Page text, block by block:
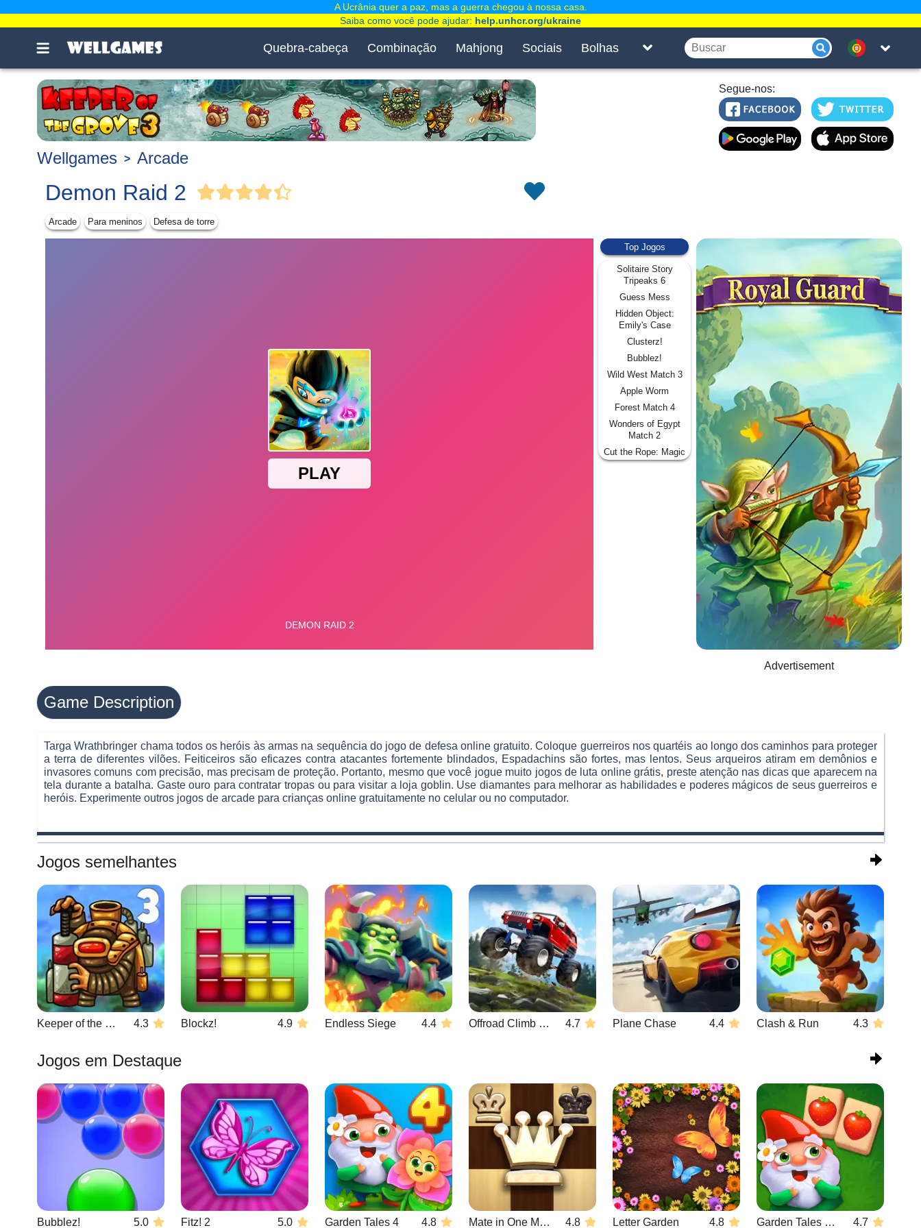
Quebra-cabeça Combinação Mahjong Sociais Bolhas
Segue-nos:
Wellgames Arcade
Demon Raid 2
Arcade Para meninos Defesa de torre
Top Jogos
Solitaire Story
Tripeaks 6
Guess Mess
Hidden Object:
Emily's Case
Clusterz!
Bubblez!
Wild West Match 3
Apple Worm
Forest Match 4
Wonders of Egypt
Match 2
Cut the Rope: Magic
Advertisement
Game Description
Targa Wrathbringer chama todos os heróis às armas na sequência do jogo de defesa online gratuito. Coloque guerreiros nos quartéis ao longo dos caminhos para proteger
a terra de diferentes vilões. Feiticeiros são eficazes contra atacantes fortemente blindados, Espadachins são fortes, mas lentos. Seus arqueiros atiram em demônios e
invasores comuns com precisão, mas precisam de proteção. Portanto, mesmo que você jogue muito jogos de luta online grátis, preste atenção nas dicas que aparecem na
tela durante a batalha. Gaste ouro para contratar tropas ou para visitar a loja goblin. Use diamantes para melhorar as habilidades e poderes mágicos de seus guerreiros e
heróis. Experimente outros jogos de arcade para crianças online gratuitamente no celular ou no computador.
Jogos semelhantes
Keeper of the Grove 3 4.3 Blockz! 4.9 Endless Siege 4.4 Offroad Climb 4x4 4.7 Plane Chase 4.4 Clash & Run 4.3
Jogos em Destaque
Bubblez! 5.0 Fitz! 2 5.0 Garden Tales 4 4.8 Mate in One Move 4.8 Letter Garden 4.8 Garden Tales Mahjong 4.7
A Ucrânia quer a paz, mas a guerra chegou à nossa casa.
Saiba como você pode ajudar: help.unhcr.org/ukraine